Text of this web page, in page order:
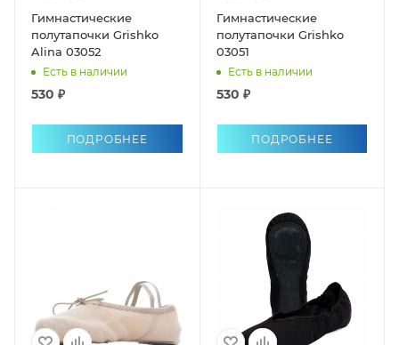
Гимнастические
полутапочки Grishko
Alina 03052
Есть в наличии
530 ₽
ПОДРОБНЕЕ
Гимнастические
полутапочки Grishko
03051
Есть в наличии
530 ₽
ПОДРОБНЕЕ